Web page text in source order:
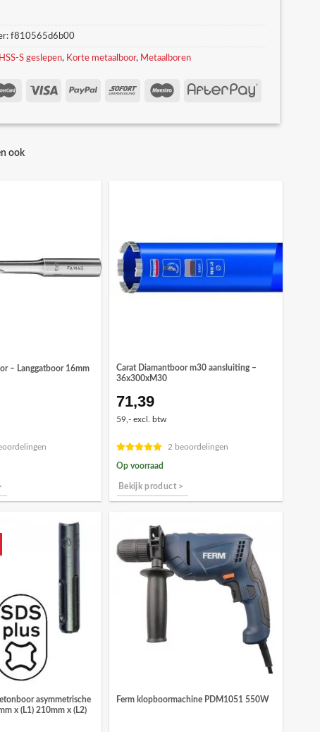
f810565d6b00
HSS-S geslepen, Korte metaalboor, Metaalboren
ook
– Langgatboor 16mm
Carat Diamantboor m30 aansluiting –
36x300xM30
71,39
59,- excl. btw
2 beoordelingen
Op voorraad
Bekijk product >
asymmetrische
x (L1) 210mm x (L2)
Ferm klopboormachine PDM1051 550W